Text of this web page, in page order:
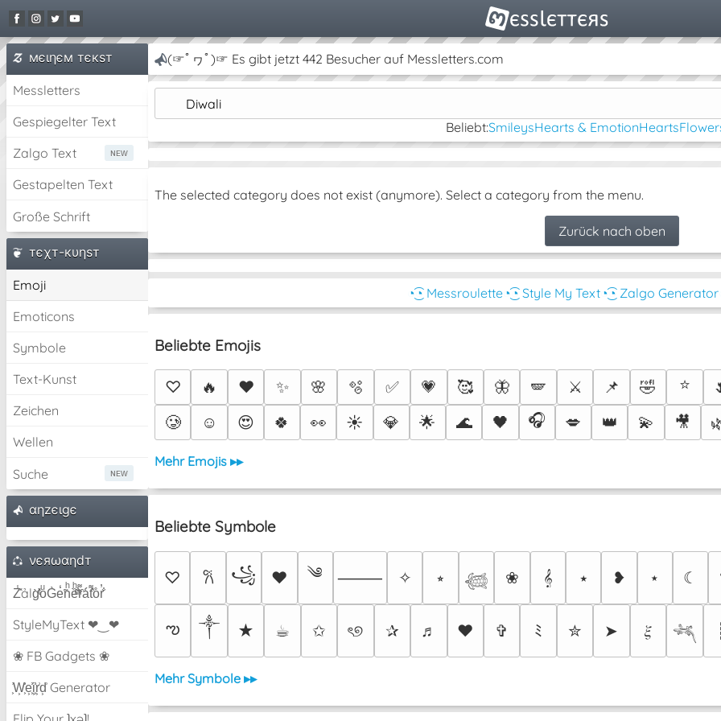
мєιηєм тєкѕт
Messletters
Gespiegelter Text
Zalgo Text
Gestapelten Text
Große Schrift
тєχт-кυηѕт
Emoji
Emoticons
Symbole
Text-Kunst
Zeichen
Wellen
Suche
αηzєιgє
νєяωαηdт
Z̾̽ảlg̀͐ͭ̽oͧG̀e̒̃nͪȅͪͫ̏̐r͌̑á͑t͌̑͛o̊r̓̐
StyleMyText ❤‿❤
❀ FB Gadgets ❀
͕͗W͕͕͗͗e͕͕͗͗i͕͕͗͗r͕͗d͕͗ Generator
(☞ﾟヮﾟ)☞ Es gibt jetzt 442 Besucher auf Messletters.com
Diwali
Beliebt:SmileysHearts & EmotionHearts
The selected category does not exist (anymore). Select a category from the menu.
Zurück nach oben
◔͜͡◔ Messroulette◔͜͡◔ Style My Text◔͜͡◔ Zalgo Generator
Beliebte Emojis
♡ 🔥 ❤️ ✨ 🌸 🫧 ✅ 💗 🥰 🦋 🪽 ⚔️ 📌 🤣 ⭐
🥲
☺️ 😍 🍀 👀 ☀️ 💎 🌟 🌊 🖤 🎧 💋 👑 💫 🎥
Mehr Emojis ▸▸
Beliebte Symbole
♡ 𐙚 ꧁ ♥ ༄ ⸻ ✧ ⭒ 𓆉 ❀ 𝄞 ⭑ ❥ ⋆ ☾
ఌ ༒︎ ★ ☕︎ ✩ ৎ୭ ✰ ♬ ❤ ✞ ﾐ ✮ ➤ 𝜉 𓆈 ┊
Mehr Symbole ▸▸